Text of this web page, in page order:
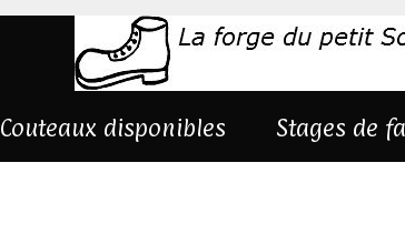
Couteaux disponibles Stages de